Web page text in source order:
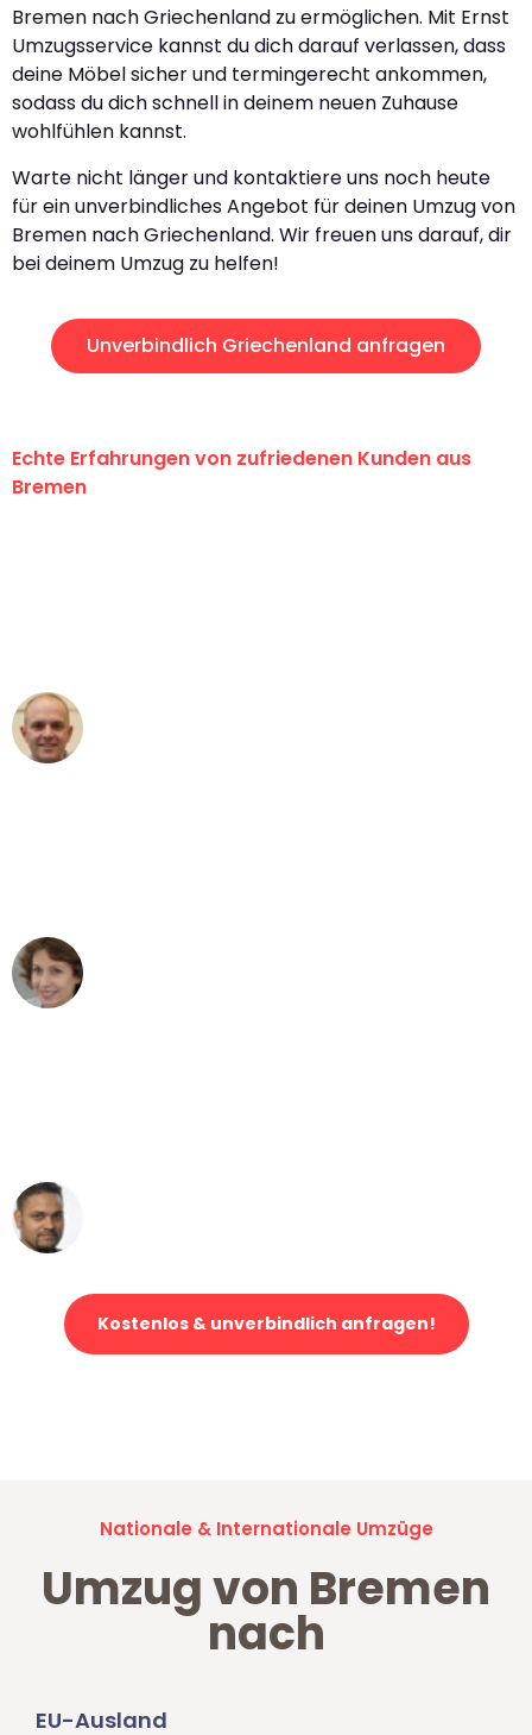
Bremen nach Griechenland zu ermöglichen. Mit Ernst
Umzugsservice kannst du dich darauf verlassen, dass
deine Möbel sicher und termingerecht ankommen,
sodass du dich schnell in deinem neuen Zuhause
wohlfühlen kannst.
Warte nicht länger und kontaktiere uns noch heute
für ein unverbindliches Angebot für deinen Umzug von
Bremen nach Griechenland. Wir freuen uns darauf, dir
bei deinem Umzug zu helfen!
Unverbindlich Griechenland anfragen
Echte Erfahrungen von zufriedenen Kunden aus
Bremen
Kostenlos & unverbindlich anfragen!
Nationale & Internationale Umzüge
Umzug von Bremen
nach
EU-Ausland